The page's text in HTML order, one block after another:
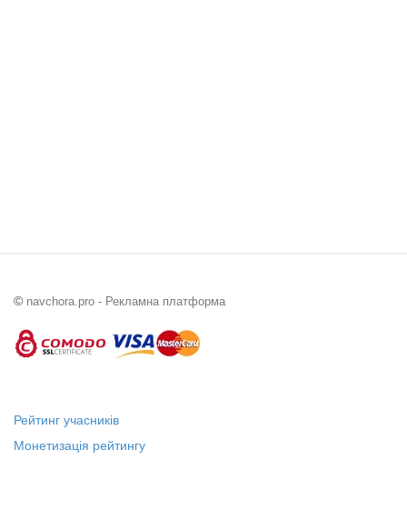
© navchora.pro - Рекламна платформа
Рейтинг учасників
Монетизація рейтингу